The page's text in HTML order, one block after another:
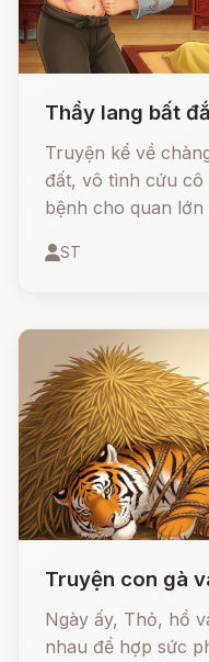
Thầy lang bất
Truyện kể về
đất, vô tình cứu cô
bệnh cho quan
không chỉ vượt
ST
Truyện con gà
Ngày ấy, Thỏ, hổ
nhau để hợp sức